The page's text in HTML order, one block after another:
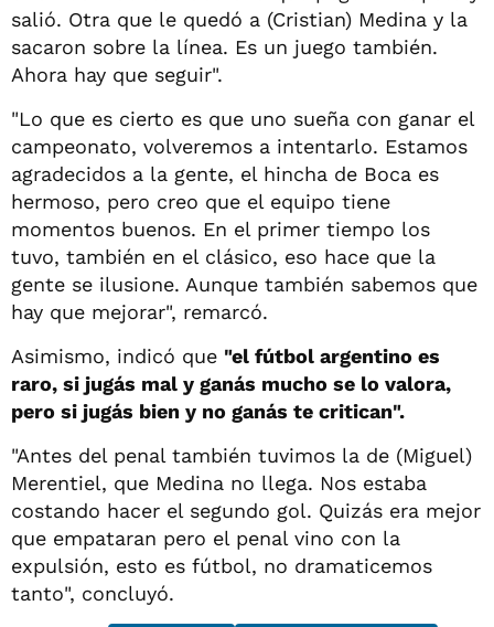
salió. Otra que le quedó a (Cristian) Medina y la
sacaron sobre la línea. Es un juego también.
Ahora hay que seguir".
"Lo que es cierto es que uno sueña con ganar el
campeonato, volveremos a intentarlo. Estamos
agradecidos a la gente, el hincha de Boca es
hermoso, pero creo que el equipo tiene
momentos buenos. En el primer tiempo los
tuvo, también en el clásico, eso hace que la
gente se ilusione. Aunque también sabemos que
hay que mejorar", remarcó.
Asimismo, indicó que "el fútbol argentino es
raro, si jugás mal y ganás mucho se lo valora,
pero si jugás bien y no ganás te critican".
"Antes del penal también tuvimos la de (Miguel)
Merentiel, que Medina no llega. Nos estaba
costando hacer el segundo gol. Quizás era mejor
que empataran pero el penal vino con la
expulsión, esto es fútbol, no dramaticemos
tanto", concluyó.